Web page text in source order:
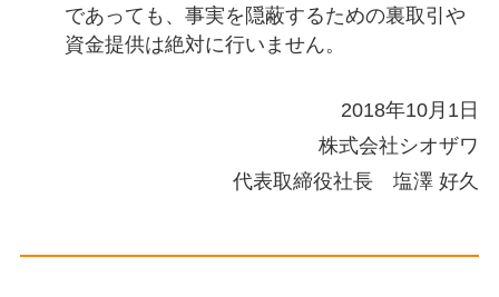
であっても、事実を隠蔽するための裏取引や
資金提供は絶対に行いません。
2018年10月1日
株式会社シオザワ
代表取締役社長 塩澤 好久